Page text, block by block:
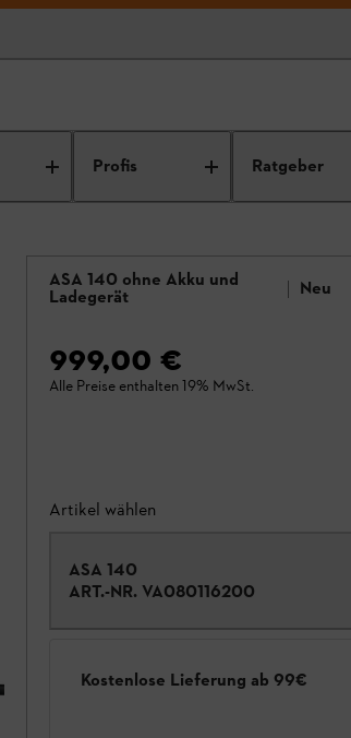
Profis Ratgeber
ASA 140 ohne Akku und
Ladegerät Neu
999,00 €
Alle Preise enthalten 19% MwSt.
Artikel wählen
ASA 140
ART.-NR. VA080116200
Kostenlose Lieferung ab 99€